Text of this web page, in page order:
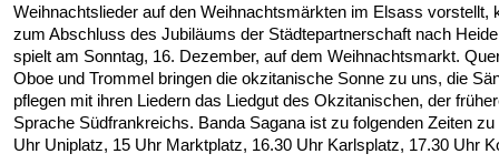
Weihnachtslieder auf den Weihnachtsmärkten im Elsass vorstellt,
zum Abschluss des Jubiläums der Städtepartnerschaft nach
spielt am Sonntag, 16. Dezember, auf dem Weihnachtsmarkt.
Oboe und Trommel bringen die okzitanische Sonne zu uns, die
pflegen mit ihren Liedern das Liedgut des Okzitanischen, der
Sprache Südfrankreichs. Banda Sagana ist zu folgenden Zeiten zu
Uhr Uniplatz, 15 Uhr Marktplatz, 16.30 Uhr Karlsplatz, 17.30 Uhr